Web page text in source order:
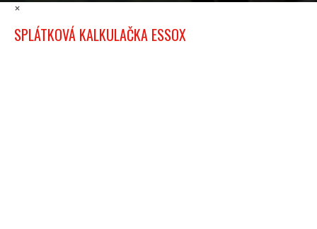
×
SPLÁTKOVÁ KALKULAČKA ESSOX